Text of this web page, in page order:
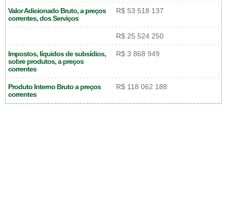
Valor Adicionado Bruto, a preços
correntes, dos Serviços
R$ 53 518 137
R$ 25 524 250
Impostos, líquidos de subsídios,
sobre produtos, a preços
correntes
R$ 3 868 949
Produto Interno Bruto a preços
correntes
R$ 118 062 188